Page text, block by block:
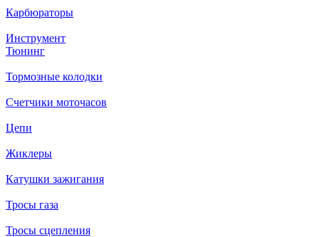
Карбюраторы
Инструмент
Тюнинг
Тормозные колодки
Счетчики моточасов
Цепи
Жиклеры
Катушки зажигания
Тросы газа
Тросы сцепления